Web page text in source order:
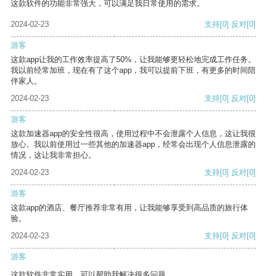
这款软件的功能非常强大，可以满足我日常使用的需求。
2024-02-23 支持[0] 反对[0]
游客
这款app让我的工作效率提高了50%，让我能够更轻松地完成工作任务。
我以前经常加班，现在有了这个app，我可以提前下班，有更多的时间陪
伴家人。
2024-02-23
支持[0] 反对[0]
游客
这款加速器app的安全性很高，使用过程中不会泄露个人信息，这让我很
放心。我以前使用过一些其他的加速器app，经常会出现个人信息泄露的
情况，这让我非常担心。
2024-02-23
支持[0] 反对[0]
游客
这款app的酒店、餐厅推荐非常有用，让我能够享受到高品质的旅行体
验。
2024-02-23
支持[0] 反对[0]
游客